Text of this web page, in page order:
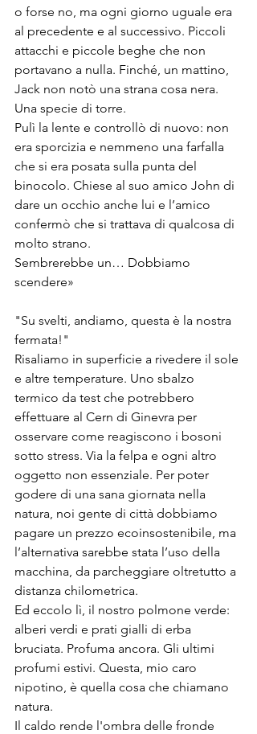
o forse no, ma ogni giorno uguale era
al precedente e al successivo. Piccoli
attacchi e piccole beghe che non
portavano a nulla. Finché, un mattino,
Jack non notò una strana cosa nera.
Una specie di torre.
Pulì la lente e controllò di nuovo: non
era sporcizia e nemmeno una farfalla
che si era posata sulla punta del
binocolo. Chiese al suo amico John di
dare un occhio anche lui e l’amico
confermò che si trattava di qualcosa di
molto strano.
Sembrerebbe un… Dobbiamo
scendere»
"Su svelti, andiamo, questa è la nostra
fermata!"
Risaliamo in superficie a rivedere il sole
e altre temperature. Uno sbalzo
termico da test che potrebbero
effettuare al Cern di Ginevra per
osservare come reagiscono i bosoni
sotto stress. Via la felpa e ogni altro
oggetto non essenziale. Per poter
godere di una sana giornata nella
natura, noi gente di città dobbiamo
pagare un prezzo ecoinsostenibile, ma
l’alternativa sarebbe stata l’uso della
macchina, da parcheggiare oltretutto a
distanza chilometrica.
Ed eccolo lì, il nostro polmone verde:
alberi verdi e prati gialli di erba
bruciata. Profuma ancora. Gli ultimi
profumi estivi. Questa, mio caro
nipotino, è quella cosa che chiamano
natura.
Il caldo rende l'ombra delle fronde